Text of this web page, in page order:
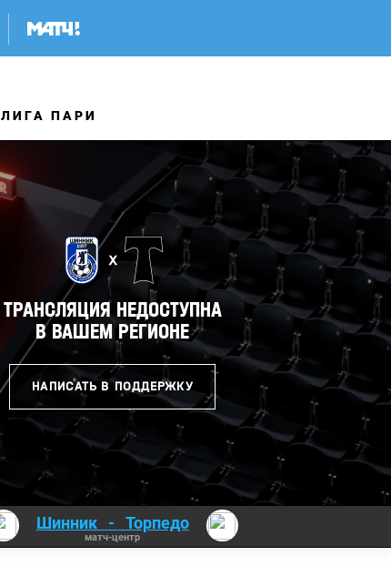
ЛИГА ПАРИ
Шинник - Торпедо
матч-центр